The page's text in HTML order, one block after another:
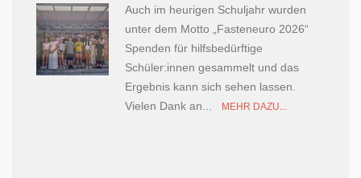
Auch im heurigen Schuljahr wurden
unter dem Motto „Fasteneuro 2026“
Spenden für hilfsbedürftige
Schüler:innen gesammelt und das
Ergebnis kann sich sehen lassen.
Vielen Dank an...
MEHR DAZU...